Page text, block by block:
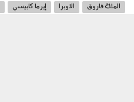
الملك فاروق الاوبرا إيرما كابيسي